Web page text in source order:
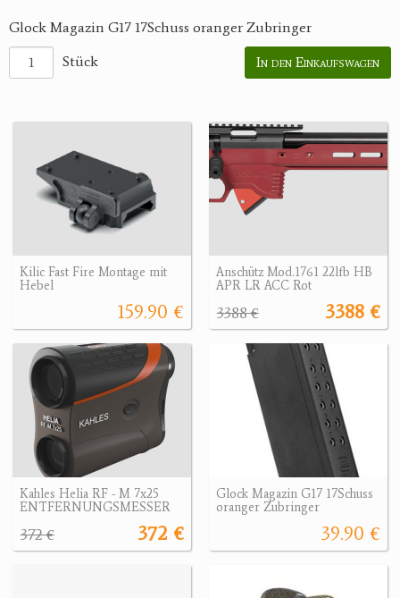
Glock Magazin G17 17Schuss oranger Zubringer
Stück
In den Einkaufswagen
Kilic Fast Fire Montage mit
Hebel
159.90 €
Anschütz Mod.1761 22lfb HB
APR LR ACC Rot
3388 €
3388 €
Kahles Helia RF - M 7x25
ENTFERNUNGSMESSER
372 €
372 €
Glock Magazin G17 17Schuss
oranger Zubringer
39.90 €